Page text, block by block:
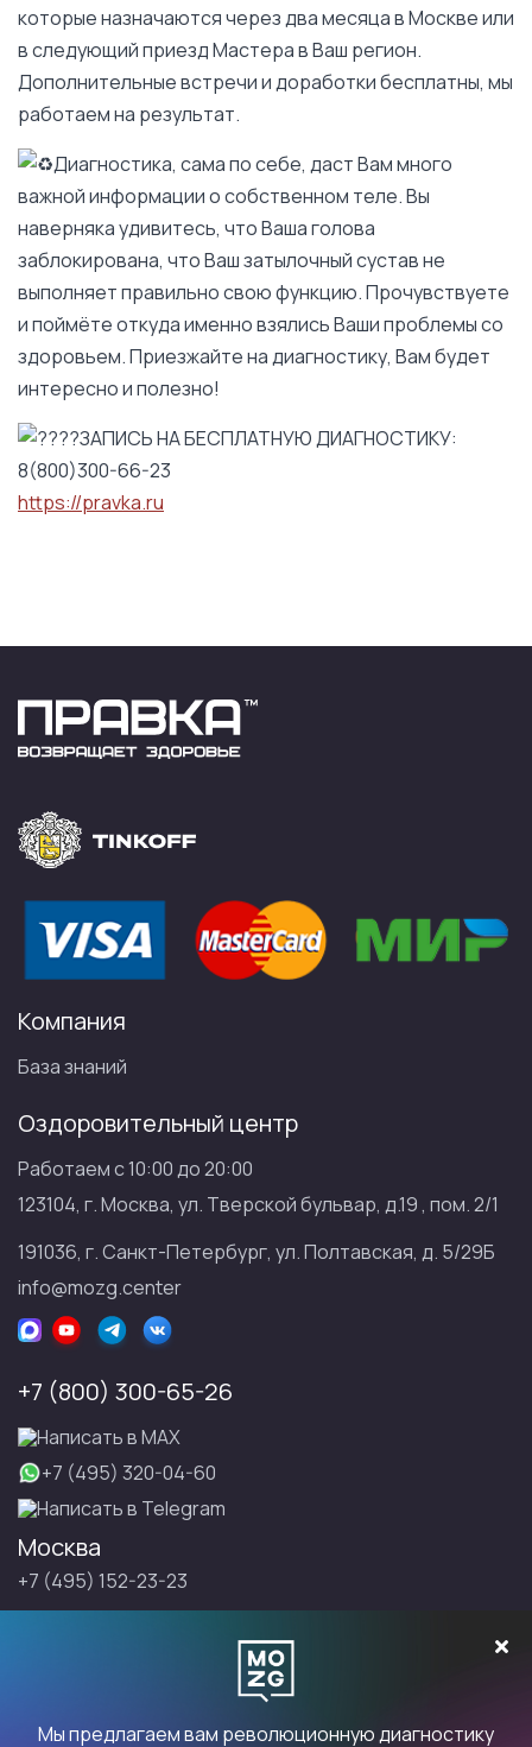
которые назначаются через два месяца в Москве или
в следующий приезд Мастера в Ваш регион.
Дополнительные встречи и доработки бесплатны, мы
работаем на результат.
Диагностика, сама по себе, даст Вам много
важной информации о собственном теле. Вы
наверняка удивитесь, что Ваша голова
заблокирована, что Ваш затылочный сустав не
выполняет правильно свою функцию. Прочувствуете
и поймёте откуда именно взялись Ваши проблемы со
здоровьем. Приезжайте на диагностику, Вам будет
интересно и полезно!
ЗАПИСЬ НА БЕСПЛАТНУЮ ДИАГНОСТИКУ:
8(800)300-66-23
https://pravka.ru
Компания
База знаний
Оздоровительный центр
Работаем с 10:00 до 20:00
123104, г. Москва, ул. Тверской бульвар, д.19 , пом. 2/1
191036, г. Санкт-Петербург, ул. Полтавская, д. 5/29Б
info@mozg.center
+7 (800) 300-65-26
Написать в МАХ
+7 (495) 320-04-60
Написать в Telegram
Москва
+7 (495) 152-23-23
Санкт-Петербург
Мы предлагаем вам революционную диагностику